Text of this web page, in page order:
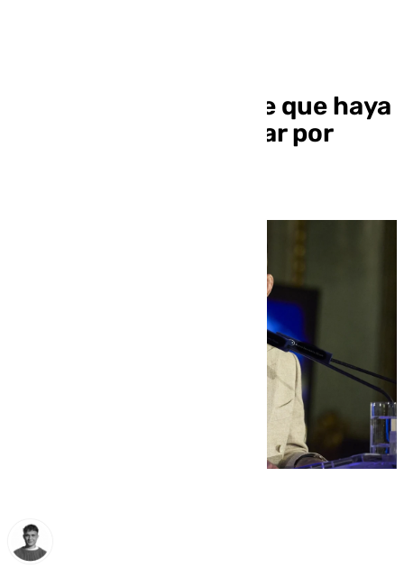
Ilia Topuria desmiente que haya
sido llamado a declarar por